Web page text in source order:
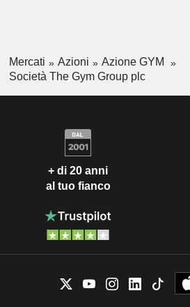
Mercati Azioni
Azione GYM
Società The Gym Group plc
+ di 20 anni
al tuo fianco